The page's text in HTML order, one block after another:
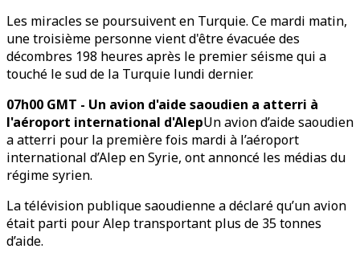
Les miracles se poursuivent en Turquie. Ce mardi matin,
une troisième personne vient d'être évacuée des
décombres 198 heures après le premier séisme qui a
touché le sud de la Turquie lundi dernier.
07h00 GMT - Un avion d'aide saoudien a atterri à
l'aéroport international d'AlepUn avion d’aide saoudien
a atterri pour la première fois mardi à l’aéroport
international d’Alep en Syrie, ont annoncé les médias du
régime syrien.
La télévision publique saoudienne a déclaré qu’un avion
était parti pour Alep transportant plus de 35 tonnes
d’aide.